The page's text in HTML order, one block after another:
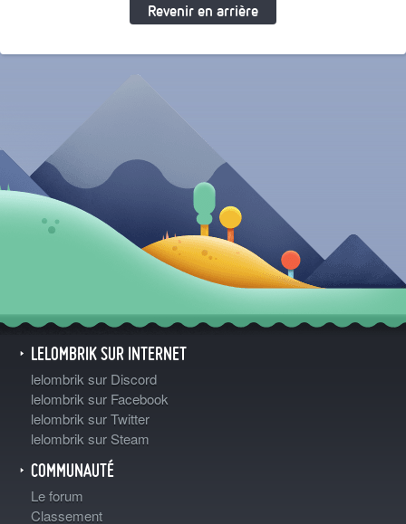
Revenir en arrière
LELOMBRIK SUR INTERNET
lelombrik sur Discord
lelombrik sur Facebook
lelombrik sur Twitter
lelombrik sur Steam
COMMUNAUTÉ
Le forum
Classement